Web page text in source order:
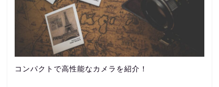
コンパクトで高性能なカメラを紹介！